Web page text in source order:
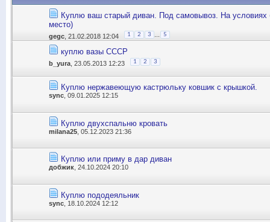
Куплю ваш старый диван. Под самовывоз. На условиях
место)
gegc , 21.02.2018 12:04 1 2 3 5
куплю вазы СССР
b_yura , 23.05.2013 12:23 1 2 3
Куплю нержавеющую кастрюльку ковшик с крышкой.
sync , 09.01.2025 12:15
Куплю двухспальню кровать
milana25 , 05.12.2023 21:36
Куплю или приму в дар диван
добжик , 24.10.2024 20:10
Куплю пододеяльник
sync , 18.10.2024 12:12